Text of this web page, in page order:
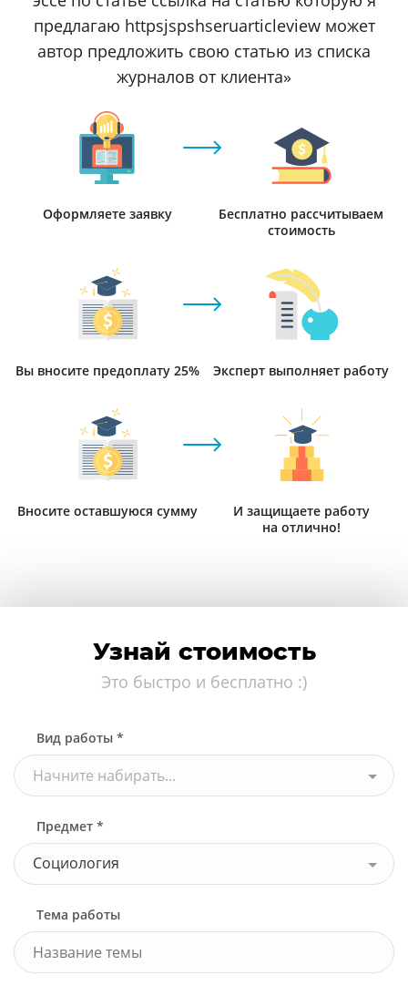
предлагаю httpsjspshseruarticleview может
автор предложить свою статью из списка
журналов от клиента»
Оформляете заявку
Бесплатно рассчитываем
стоимость
Вы вносите предоплату 25% Эксперт выполняет работу
Вносите оставшуюся сумму
И защищаете работу
на отлично!
Узнай стоимость
Это быстро и бесплатно :)
Вид работы *
Начните набирать...
Предмет *
Социология
Тема работы